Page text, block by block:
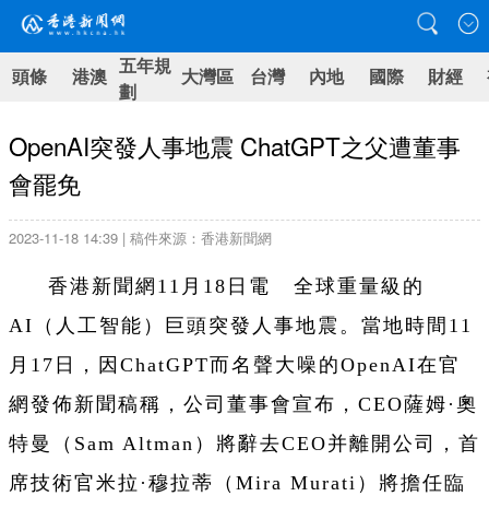
頭條 港澳 五年規
劃
大灣區 台灣 內地 國際 財經
OpenAI突發人事地震 ChatGPT之父遭董事
會罷免
2023-11-18 14:39 | 稿件來源：香港新聞網
香港新聞網11月18日電 全球重量級的
AI（人工智能）巨頭突發人事地震。當地時間11
月17日，因ChatGPT而名聲大噪的OpenAI在官
網發佈新聞稿稱，公司董事會宣布，CEO薩姆·奧
特曼（Sam Altman）將辭去CEO并離開公司，首
席技術官米拉·穆拉蒂（Mira Murati）將擔任臨